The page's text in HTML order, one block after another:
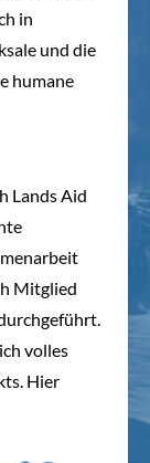
in
und die
humane
Lands Aid
Mitglied
volles
Hier